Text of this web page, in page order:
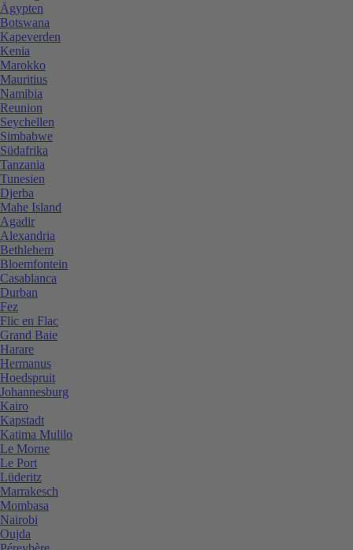
Ägypten
Botswana
Kapeverden
Kenia
Marokko
Mauritius
Namibia
Reunion
Seychellen
Simbabwe
Südafrika
Tanzania
Tunesien
Djerba
Mahe Island
Agadir
Alexandria
Bethlehem
Bloemfontein
Casablanca
Durban
Fez
Flic en Flac
Grand Baie
Harare
Hermanus
Hoedspruit
Johannesburg
Kairo
Kapstadt
Katima Mulilo
Le Morne
Le Port
Lüderitz
Marrakesch
Mombasa
Nairobi
Oujda